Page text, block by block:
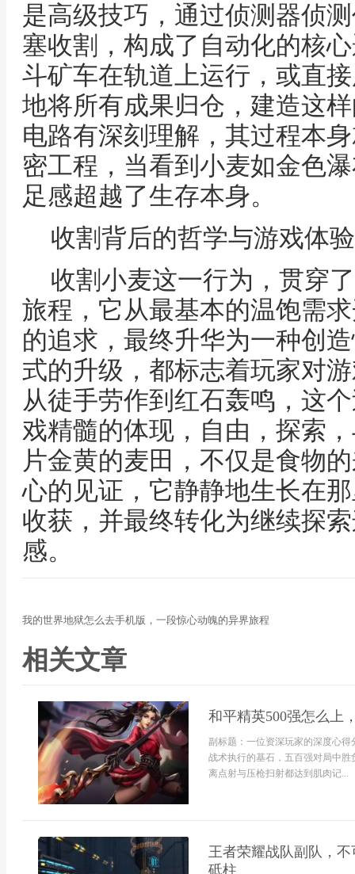
是高级技巧，通过侦测器侦
塞收割，构成了自动化的核
斗矿车在轨道上运行，或直
地将所有成果归仓，建造这
电路有深刻理解，其过程本
密工程，当看到小麦如金色
足感超越了生存本身。
收割背后的哲学与游戏体验
收割小麦这一行为，贯穿
旅程，它从最基本的温饱需
的追求，最终升华为一种创
式的升级，都标志着玩家对
从徒手劳作到红石轰鸣，这
戏精髓的体现，自由，探索
片金黄的麦田，不仅是食物
心的见证，它静静地生长在
收获，并最终转化为继续探
感。
我的世界地狱怎么去手机版，一段惊心动魄的异界旅程
相关文章
和平精英500强怎么上
副标题：一位资深玩家的深度心
战术执行的基石，五百强对局中
离点射与压枪扫射都达到肌肉记...
王者荣耀战队副队，
砥柱